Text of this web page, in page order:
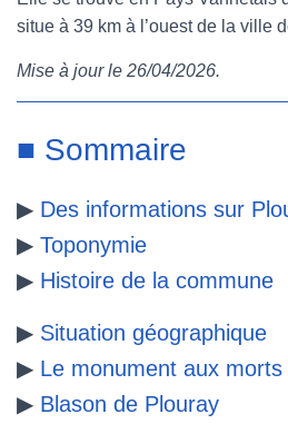
e
b
o
k
t
t
r
t
e
e
s
b
situe à 39 km à l’ouest de la ville
Mise à jour le 26/04/2026.
■ Sommaire
▶ Des informations sur
▶ Toponymie
▶ Histoire de la commune
▶ Situation géographique
▶ Le monument aux morts
▶ Blason de Plouray